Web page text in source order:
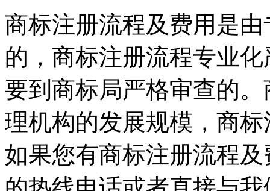
商标注册流程及费用是
的，商标注册流程专业
要到商标局严格审查的
理机构的发展规模，商
如果您有商标注册流程